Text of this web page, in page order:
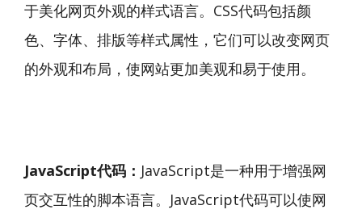
于美化网页外观的样式语言。CSS代码包括颜
色、字体、排版等样式属性，它们可以改变网页
的外观和布局，使网站更加美观和易于使用。
JavaScript代码： JavaScript是一种用于增强网
页交互性的脚本语言。JavaScript代码可以使网